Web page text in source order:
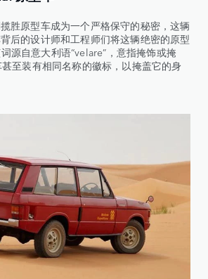
胜原型车成为一个严格保守的秘密，这辆
后的设计师和工程师们将这辆绝密的原型
源自意大利语“velare”，意指掩饰或掩
至装有相同名称的徽标，以掩盖它的身